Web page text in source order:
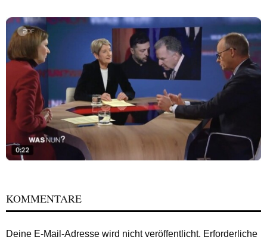
KOMMENTARE
Deine E-Mail-Adresse wird nicht veröffentlicht. Erforderliche